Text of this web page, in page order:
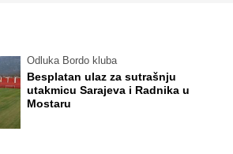
Odluka Bordo kluba
Besplatan ulaz za sutrašnju
utakmicu Sarajeva i Radnika u
Mostaru